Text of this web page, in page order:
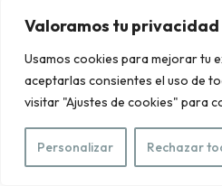
Valoramos tu privacidad
Usamos cookies para mejorar tu
aceptarlas consientes el uso de
visitar "Ajustes de cookies" para
Personalizar Rechazar
de la existencia y
antes de que el
para reclamarlos.
seres humanos
desempeñado su
Creación, también